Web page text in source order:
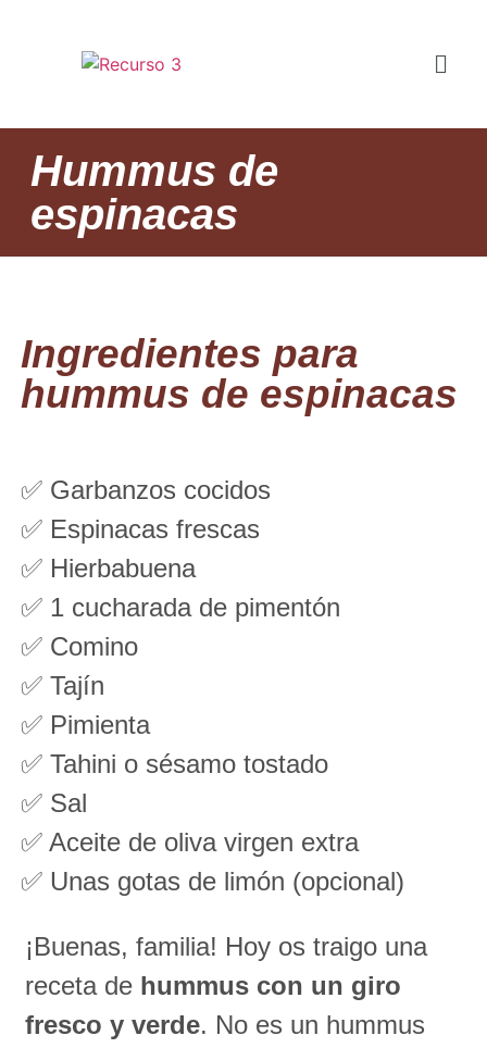
Hummus de
espinacas
Ingredientes para
hummus de espinacas
✅ Garbanzos cocidos
✅ Espinacas frescas
✅ Hierbabuena
✅ 1 cucharada de pimentón
✅ Comino
✅ Tajín
✅ Pimienta
✅ Tahini o sésamo tostado
✅ Sal
✅ Aceite de oliva virgen extra
✅ Unas gotas de limón (opcional)
¡Buenas, familia! Hoy os traigo una
receta de hummus con un giro
fresco yverde. No es un hummus